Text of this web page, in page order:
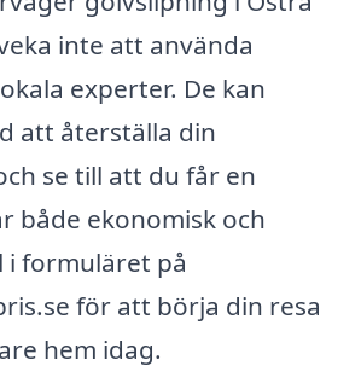
inte att använda
experter. De kan
att återställa din
se till att du får en
både ekonomisk och
i formuläret på
för att börja din resa
hem idag.